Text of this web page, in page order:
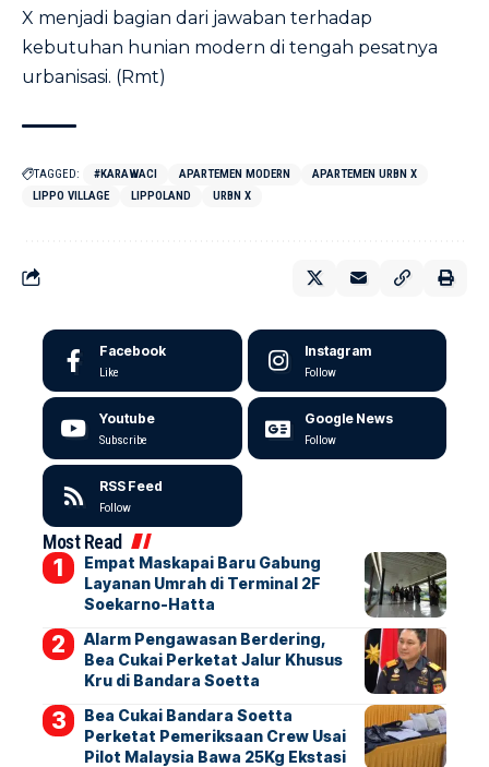
X menjadi bagian dari jawaban terhadap
kebutuhan hunian modern di tengah pesatnya
urbanisasi. (Rmt)
TAGGED: #KARAWACI APARTEMEN MODERN
APARTEMEN URBN X
LIPPO VILLAGE
LIPPOLAND URBN X
Facebook
Like
Instagram
Follow
Youtube
Subscribe
Google News
Follow
RSS Feed
Follow
Most Read
Empat Maskapai Baru Gabung
Layanan Umrah di Terminal 2F
Soekarno-Hatta
Alarm Pengawasan Berdering,
Bea Cukai Perketat Jalur Khusus
Kru di Bandara Soetta
Bea Cukai Bandara Soetta
Perketat Pemeriksaan Crew Usai
Pilot Malaysia Bawa 25Kg Ekstasi